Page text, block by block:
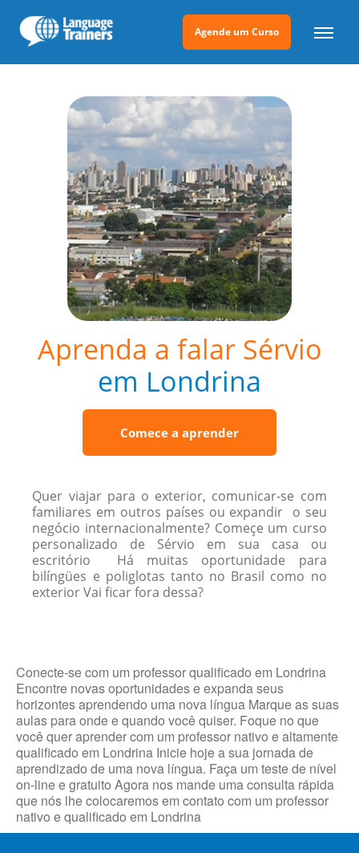
Agende um Curso
Aprenda a falar Sérvio
em Londrina
Comece a aprender
Quer viajar para o exterior, comunicar-se com
familiares em outros países ou expandir o seu
negócio internacionalmente? Começe um curso
personalizado de Sérvio em sua casa ou
escritório Há muitas oportunidade para
bilíngües e poliglotas tanto no Brasil como no
exterior Vai ficar fora dessa?
Conecte-se com um professor qualificado em Londrina
Encontre novas oportunidades e expanda seus
horizontes aprendendo uma nova língua Marque as suas
aulas para onde e quando você quiser. Foque no que
você quer aprender com um professor nativo e altamente
qualificado em Londrina Inicie hoje a sua jornada de
aprendizado de uma nova língua. Faça um teste de nível
on-line e gratuito Agora nos mande uma consulta rápida
que nós lhe colocaremos em contato com um professor
nativo e qualificado em Londrina